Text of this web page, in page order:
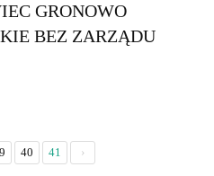
GRONOWO
BEZ ZARZĄDU
40 41 ›